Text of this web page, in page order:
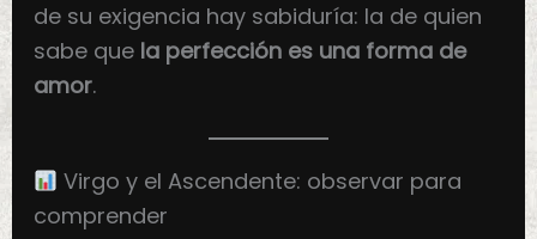
de su exigencia hay sabiduría: la de quien
sabe que la perfección es una forma de
amor.
Virgo y el Ascendente: observar para
comprender